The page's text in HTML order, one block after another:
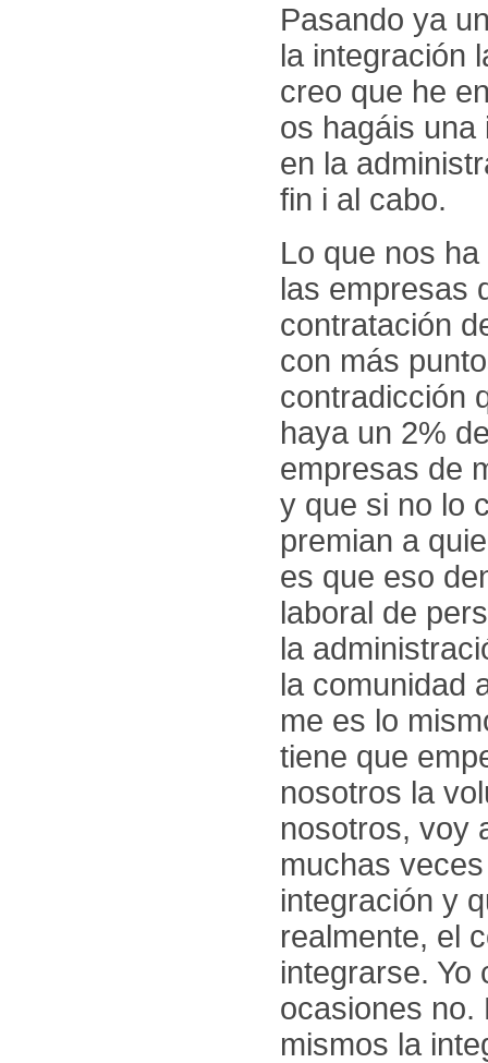
Pasando ya
la integración
creo que he
os hagáis una
en la
fin i al cabo.
Lo que nos
las empresas
contratación
con más
contradicción
haya un 2%
empresas de
y que si no lo
premian a
es que eso
laboral de
la
la comunidad
me es lo
tiene que
nosotros la
nosotros, voy
muchas
integración y
realmente, el
integrarse. Yo
ocasiones no.
mismos la